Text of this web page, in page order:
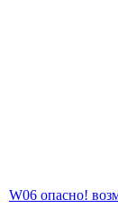
W06 опасно!